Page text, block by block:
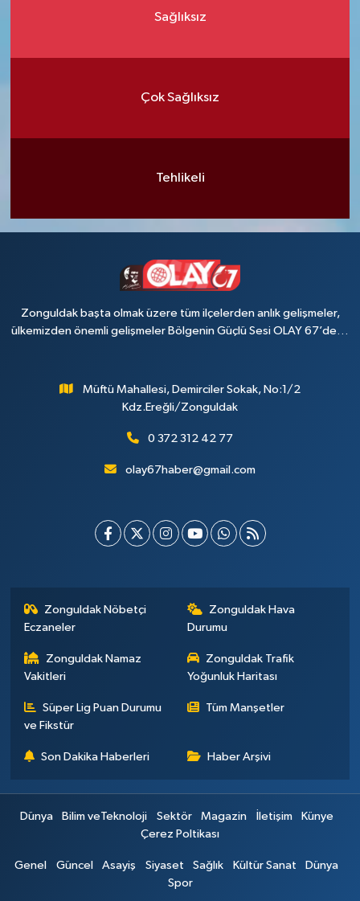
Sağlıksız
Çok Sağlıksız
Tehlikeli
Zonguldak başta olmak üzere tüm ilçelerden anlık gelişmeler,
ülkemizden önemli gelişmeler Bölgenin Güçlü Sesi OLAY 67’de…
Müftü Mahallesi, Demirciler Sokak, No:1/2
Kdz.Ereğli/Zonguldak
0 372 312 42 77
olay67haber@gmail.com
Zonguldak Nöbetçi
Eczaneler
Zonguldak Hava
Durumu
Zonguldak Namaz
Vakitleri
Zonguldak Trafik
Yoğunluk Haritası
Süper Lig Puan Durumu
ve Fikstür
Tüm Manşetler
Son Dakika Haberleri Haber Arşivi
Dünya Bilim veTeknoloji Sektör Magazin İletişim
Künye
Çerez Poltikası
Genel Güncel Asayiş Siyaset Sağlık Kültür Sanat
Dünya
Spor